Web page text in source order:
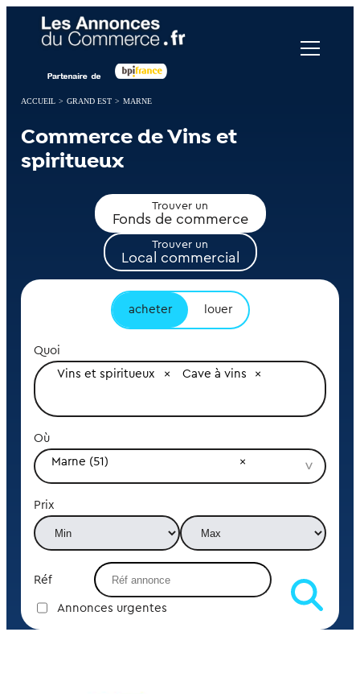
ACCUEIL > GRAND EST > MARNE
Commerce de Vins et
spiritueux
Trouver un
Fonds de commerce
Trouver un
Local commercial
acheter louer
Quoi
Vins et spiritueux
Cave à vins
Où
Marne (51)
Prix
Réf
Annonces urgentes
Panneau de gestion des cookies